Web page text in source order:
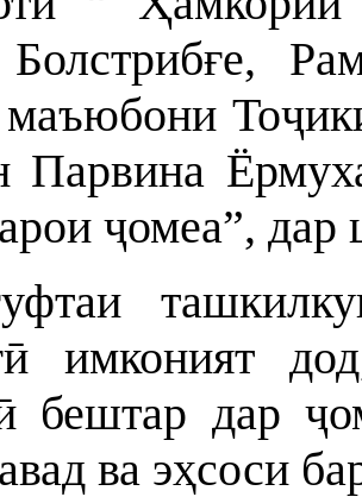
Парвина
ҷомеа”,
имконият
бештар дар
ва эҳсоси